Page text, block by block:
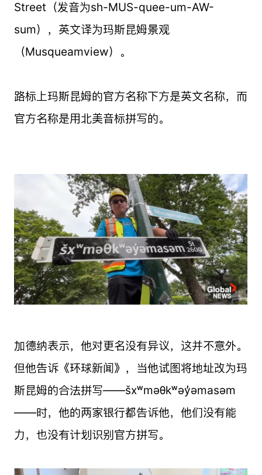
Street（发音为sh-MUS-quee-um-AW-
sum），英文译为玛斯昆姆景观
（Musqueamview）。
路标上玛斯昆姆的官方名称下方是英文名称，而
官方名称是用北美音标拼写的。
加德纳表示，他对更名没有异议，这并不意外。
但他告诉《环球新闻》，当他试图将地址改为玛
斯昆姆的合法拼写——šxʷməθkʷəy̓əmasəm
——时，他的两家银行都告诉他，他们没有能
力，也没有计划识别官方拼写。